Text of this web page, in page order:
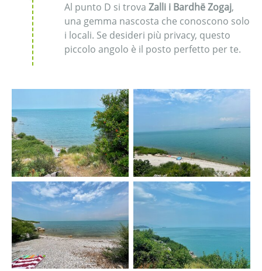
Al punto D si trova Zalli i Bardhë Zogaj,
una gemma nascosta che conoscono solo
i locali. Se desideri più privacy, questo
piccolo angolo è il posto perfetto per te.